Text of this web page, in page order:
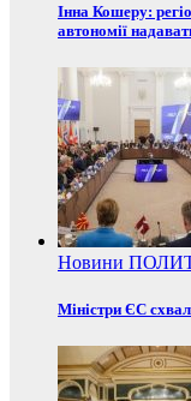
Інна Кошеру:
автономії
Новини
Міністри ЄС